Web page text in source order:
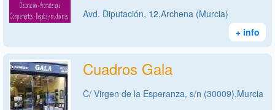
Avd. Diputación, 12,Archena (Murcia)
+ info
Cuadros Gala
C/ Virgen de la Esperanza, s/n (30009),Murcia